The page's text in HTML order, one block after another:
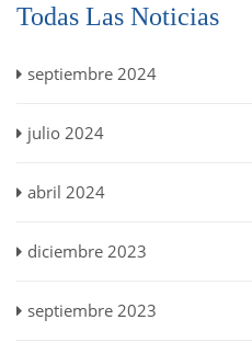
Todas Las Noticias
septiembre 2024
julio 2024
abril 2024
diciembre 2023
septiembre 2023